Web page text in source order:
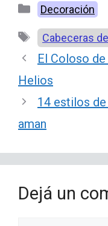
Categorías
Decoración
Etiquetas
Cabeceras
El Coloso
Helios
14 estilos
aman
Dejá un